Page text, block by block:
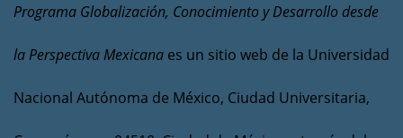
Programa Globalización, Conocimiento y Desarrollo desde
la Perspectiva Mexicana es un sitio web de la Universidad
Nacional Autónoma de México, Ciudad Universitaria,